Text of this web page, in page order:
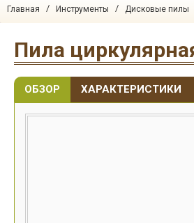
Главная / Инструменты / Дисковые пилы
Пила
ОБЗОР ХАРАКТЕРИСТИКИ